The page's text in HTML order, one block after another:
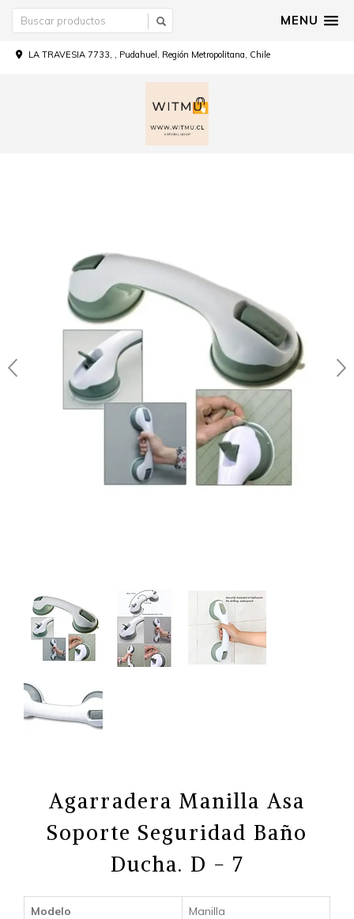
MENU
LA TRAVESIA 7733, , Pudahuel, Región Metropolitana, Chile
Agarradera Manilla Asa
Soporte Seguridad Baño
Ducha. D - 7
Modelo Manilla